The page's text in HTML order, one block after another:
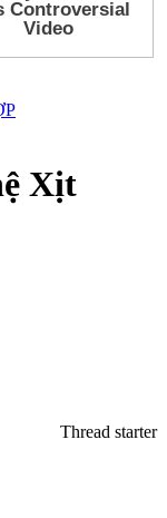
Xịt
Thread starter